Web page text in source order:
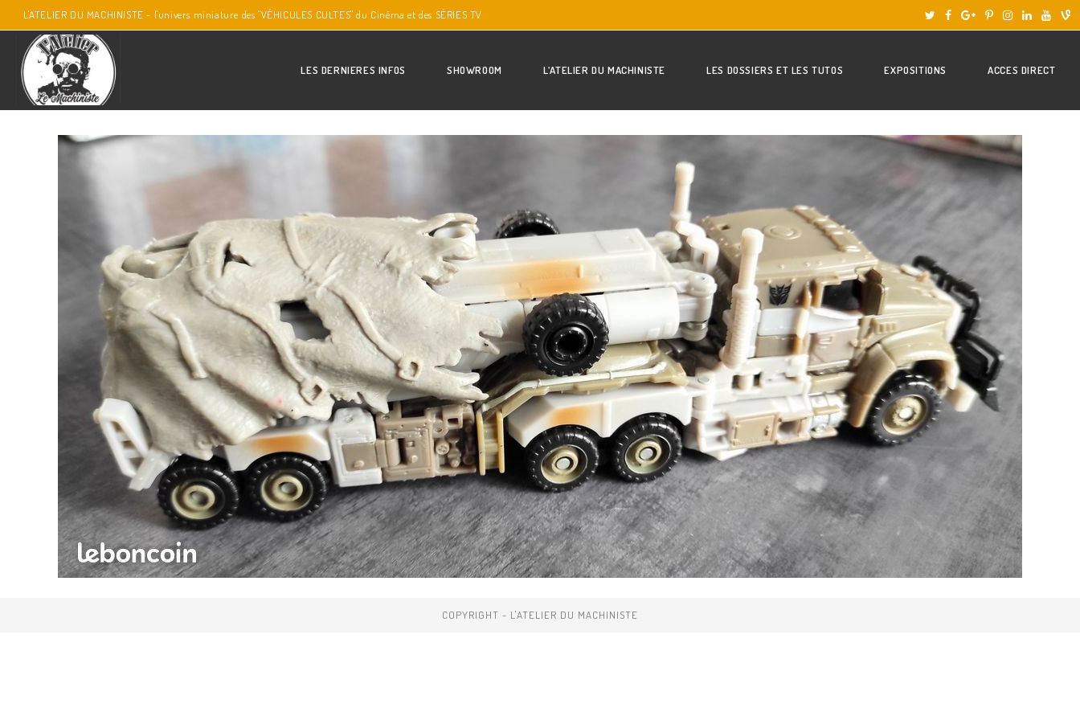
L'ATELIER DU MACHINISTE - l'univers miniature des "VÉHICULES CULTES" du Cinéma et des SÉRIES TV
LES DERNIERES INFOS SHOWROOM L’ATELIER DU MACHINISTE LES DOSSIERS ET LES TUTOS EXPOSITIONS ACCES DIRECT
COPYRIGHT - L'ATELIER DU MACHINISTE